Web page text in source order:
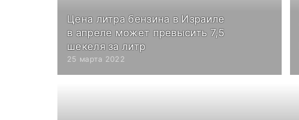
Цена литра бензина в Израиле
в апреле может превысить 7,5
шекеля за литр
25 марта 2022